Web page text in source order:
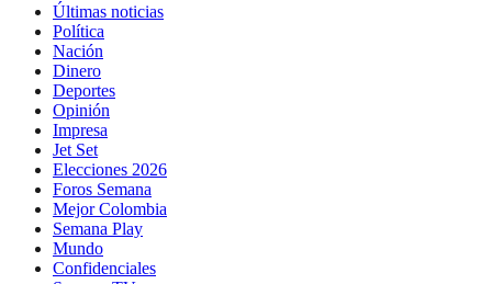
Últimas noticias
Política
Nación
Dinero
Deportes
Opinión
Impresa
Jet Set
Elecciones 2026
Foros Semana
Mejor Colombia
Semana Play
Mundo
Confidenciales